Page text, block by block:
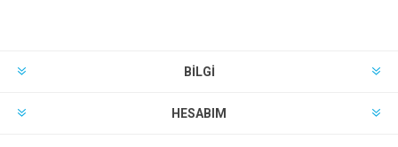
BILGI
HESABIM